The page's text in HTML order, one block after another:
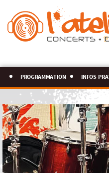
programmation infos